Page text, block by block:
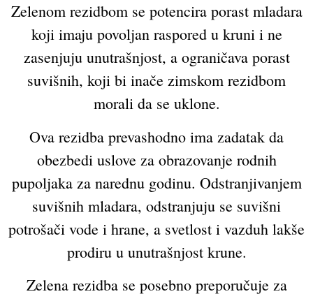
Zelenom rezidbom se potencira porast mladara
koji imaju povoljan raspored u kruni i ne
zasenjuju unutrašnjost, a ograničava porast
suvišnih, koji bi inače zimskom rezidbom
morali da se uklone.
Ova rezidba prevashodno ima zadatak da
obezbedi uslove za obrazovanje rodnih
pupoljaka za narednu godinu. Odstranjivanjem
suvišnih mladara, odstranjuju se suvišni
potrošači vode i hrane, a svetlost i vazduh lakše
prodiru u unutrašnjost krune.
Zelena rezidba se posebno preporučuje za